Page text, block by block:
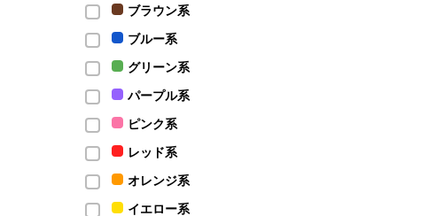
ブラウン系
ブルー系
グリーン系
パープル系
ピンク系
レッド系
オレンジ系
イエロー系